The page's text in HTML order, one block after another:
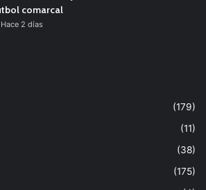
comarcal
Hace 2 días
(179)
(11)
(38)
(175)